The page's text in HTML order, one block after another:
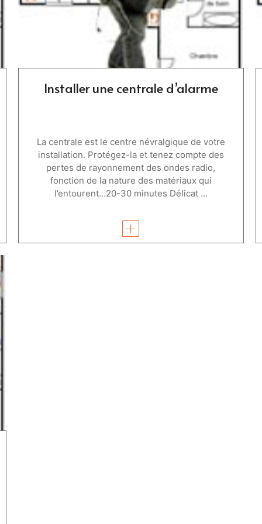
Installer une centrale d’alarme
La centrale est le centre névralgique de votre
installation. Protégez-la et tenez compte des
pertes de rayonnement des ondes radio,
fonction de la nature des matériaux qui
l’entourent…20-30 minutes Délicat ...